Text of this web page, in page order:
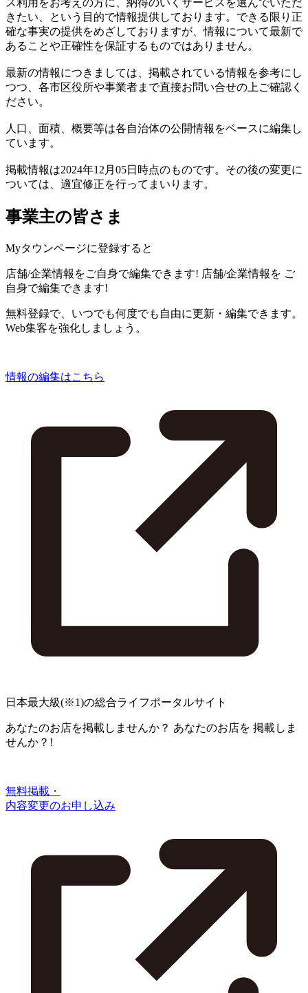
ス利用をお考えの方に、納得のいくサービスを選んでいただ
きたい、という目的で情報提供しております。できる限り正
確な事実の提供をめざしておりますが、情報について最新で
あることや正確性を保証するものではありません。
最新の情報につきましては、掲載されている情報を参考にし
つつ、各市区役所や事業者まで直接お問い合せの上ご確認く
ださい。
人口、面積、概要等は各自治体の公開情報をベースに編集し
ています。
掲載情報は2024年12月05日時点のものです。その後の変更に
ついては、適宜修正を行ってまいります。
事業主の皆さま
Myタウンページに登録すると
店舗/企業情報をご自身で編集できます! 店舗/企業情報を ご
自身で編集できます!
無料登録で、いつでも何度でも自由に更新・編集できます。
Web集客を強化しましょう。
情報の編集はこちら
日本最大級(※1)の総合ライフポータルサイト
あなたのお店を掲載しませんか？ あなたのお店を 掲載しま
せんか？!
無料掲載・
内容変更のお申し込み